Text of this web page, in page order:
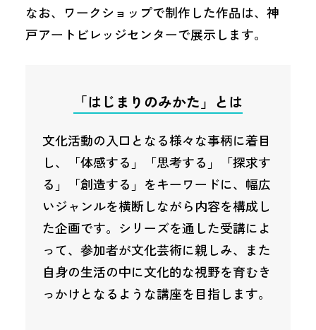
なお、ワークショップで制作した作品は、神
戸アートビレッジセンターで展示します。
「はじまりのみかた」とは
文化活動の入口となる様々な事柄に着目
し、「体感する」「思考する」「探求す
る」「創造する」をキーワードに、幅広
いジャンルを横断しながら内容を構成し
た企画です。シリーズを通した受講によ
って、参加者が文化芸術に親しみ、また
自身の生活の中に文化的な視野を育むき
っかけとなるような講座を目指します。